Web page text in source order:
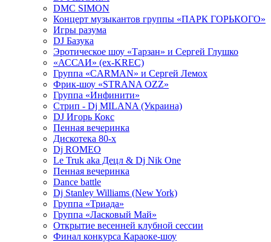
DMC SIMON
Концерт музыкантов группы «ПАРК ГОРЬКОГО»
Игры разума
DJ Базука
Эротическое шоу «Тарзан» и Сергей Глушко
«АССАИ» (ex-KREC)
Группа «CARMAN» и Сергей Лемох
Фрик-шоу «STRANA OZZ»
Группа «Инфинити»
Стрип - Dj MILANA (Украина)
DJ Игорь Кокс
Пенная вечеринка
Дискотека 80-х
Dj ROMEO
Le Truk aka Децл & Dj Nik One
Пенная вечеринка
Dance battle
Dj Stanley Williams (New York)
Группа «Триада»
Группа «Ласковый Май»
Открытие весенней клубной сессии
Финал конкурса Караоке-шоу